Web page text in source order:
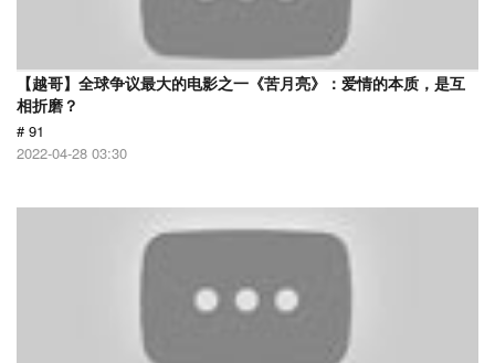
【越哥】全球争议最大的电影之一《苦月亮》：爱情的本质，是互
相折磨？
# 91
2022-04-28 03:30